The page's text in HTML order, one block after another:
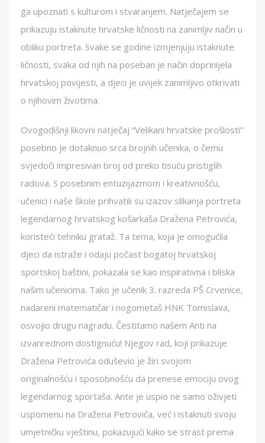
ga upoznati s kulturom i stvaranjem. Natječajem se
prikazuju istaknute hrvatske ličnosti na zanimljiv način u
obliku portreta. Svake se godine izmjenjuju istaknute
ličnosti, svaka od njih na poseban je način doprinijela
hrvatskoj povijesti, a djeci je uvijek zanimljivo otkrivati
o njihovim životima.
Ovogodišnji likovni natječaj “Velikani hrvatske prošlosti”
posebno je dotaknuo srca brojnih učenika, o čemu
svjedoči impresivan broj od preko tisuću pristiglih
radova. S posebnim entuzijazmom i kreativnošću,
učenici i naše škole prihvatili su izazov slikanja portreta
legendarnog hrvatskog košarkaša Dražena Petrovića,
koristeći tehniku grataž. Ta tema, koja je omogućila
djeci da istraže i odaju počast bogatoj hrvatskoj
sportskoj baštini, pokazala se kao inspirativna i bliska
našim učenicima. Tako je učenik 3. razreda PŠ Crvenice,
nadareni matematičar i nogometaš HNK Tomislava,
osvojio drugu nagradu. Čestitamo našem Anti na
izvanrednom dostignuću! Njegov rad, koji prikazuje
Dražena Petrovića oduševio je žiri svojom
originalnošću i sposobnošću da prenese emociju ovog
legendarnog sportaša. Ante je uspio ne samo oživjeti
uspomenu na Dražena Petrovića, već i istaknuti svoju
umjetničku vještinu, pokazujući kako se strast prema